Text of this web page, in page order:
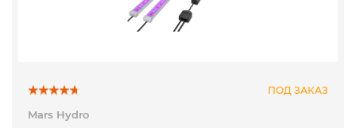
ПОД ЗАКАЗ
Mars Hydro